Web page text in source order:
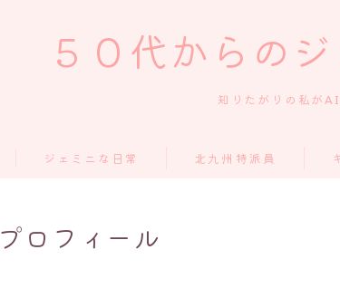
５０代からの
知りたがりの私が
ジェミニな日常 北九州特派員
プロフィール